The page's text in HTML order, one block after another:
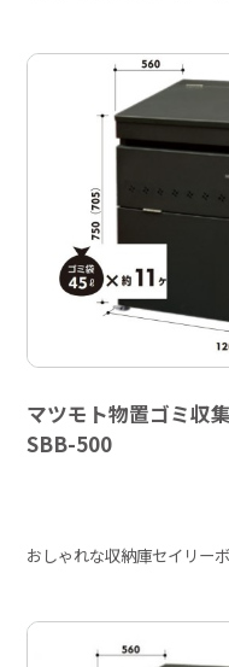
マツモト物置ゴミ収
SBB-500
おしゃれな収納庫セイリー